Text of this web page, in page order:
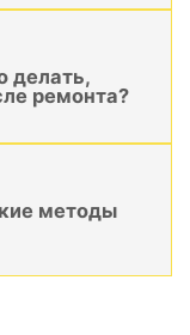
делать,
ремонта?
методы